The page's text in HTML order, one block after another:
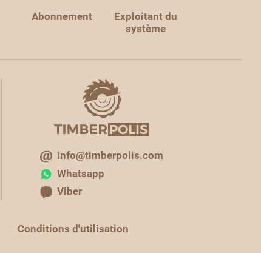
Abonnement
Exploitant du
système
info@timberpolis.com
Whatsapp
Viber
Conditions d'utilisation